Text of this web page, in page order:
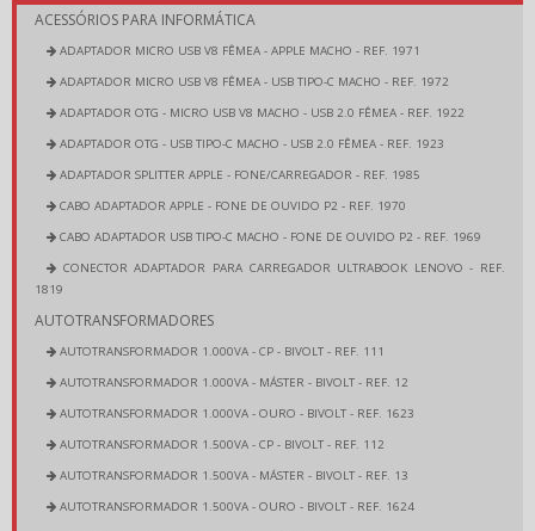
ACESSÓRIOS PARA INFORMÁTICA
ADAPTADOR MICRO USB V8 FÊMEA - APPLE MACHO - REF. 1971
ADAPTADOR MICRO USB V8 FÊMEA - USB TIPO-C MACHO - REF. 1972
ADAPTADOR OTG - MICRO USB V8 MACHO - USB 2.0 FÊMEA - REF. 1922
ADAPTADOR OTG - USB TIPO-C MACHO - USB 2.0 FÊMEA - REF. 1923
ADAPTADOR SPLITTER APPLE - FONE/CARREGADOR - REF. 1985
CABO ADAPTADOR APPLE - FONE DE OUVIDO P2 - REF. 1970
CABO ADAPTADOR USB TIPO-C MACHO - FONE DE OUVIDO P2 - REF. 1969
CONECTOR ADAPTADOR PARA CARREGADOR ULTRABOOK LENOVO - REF.
1819
AUTOTRANSFORMADORES
AUTOTRANSFORMADOR 1.000VA - CP - BIVOLT - REF. 111
AUTOTRANSFORMADOR 1.000VA - MÁSTER - BIVOLT - REF. 12
AUTOTRANSFORMADOR 1.000VA - OURO - BIVOLT - REF. 1623
AUTOTRANSFORMADOR 1.500VA - CP - BIVOLT - REF. 112
AUTOTRANSFORMADOR 1.500VA - MÁSTER - BIVOLT - REF. 13
AUTOTRANSFORMADOR 1.500VA - OURO - BIVOLT - REF. 1624